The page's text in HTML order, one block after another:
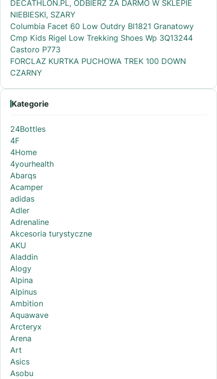
DECATHLON.PL, ODBIERZ ZA DARMO W SKLEPIE
NIEBIESKI, SZARY
Columbia Facet 60 Low Outdry Bl1821 Granatowy
Cmp Kids Rigel Low Trekking Shoes Wp 3Q13244
Castoro P773
FORCLAZ KURTKA PUCHOWA TREK 100 DOWN
CZARNY
Kategorie
24Bottles
4F
4Home
4yourhealth
Abarqs
Acamper
adidas
Adler
Adrenaline
Akcesoria turystyczne
AKU
Aladdin
Alogy
Alpina
Alpinus
Ambition
Aquawave
Arcteryx
Arena
Art
Asics
Asobu